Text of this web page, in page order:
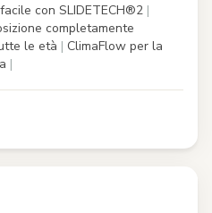
con SLIDETECH®2 |
completamente
le età | ClimaFlow per la
|